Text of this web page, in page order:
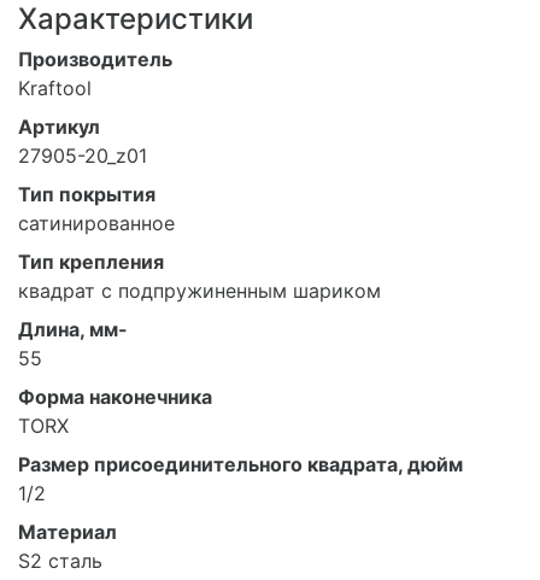
Характеристики
Производитель
Kraftool
Артикул
27905-20_z01
Тип покрытия
сатинированное
Тип крепления
квадрат с подпружиненным шариком
Длина, мм-
55
Форма наконечника
TORX
Размер присоединительного квадрата, дюйм
1/2
Материал
S2 сталь